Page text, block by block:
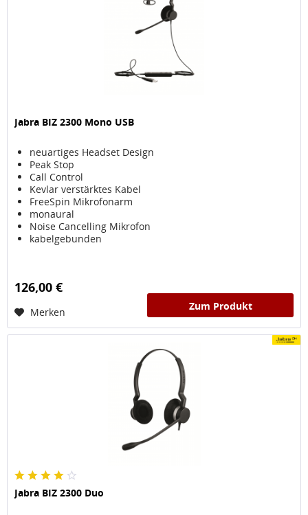
Jabra BIZ 2300 Mono USB
neuartiges Headset Design
Peak Stop
Call Control
Kevlar verstärktes Kabel
FreeSpin Mikrofonarm
monaural
Noise Cancelling Mikrofon
kabelgebunden
126,00 €
Merken Zum Produkt
Jabra BIZ 2300 Duo